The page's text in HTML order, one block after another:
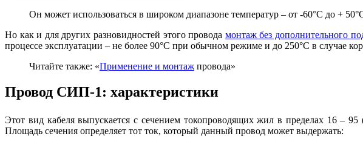
Он может использоваться в широком диапазоне температур – от -60°С до +
Но как и для других разновидностей этого провода монтаж без дополнительного
процессе эксплуатации – не более 90°С при обычном режиме и до 250°С в случае
Читайте также: «Применение и монтаж провода»
Провод СИП-1: характеристики
Этот вид кабеля выпускается с сечением токопроводящих жил в пределах 16 –
Площадь сечения определяет тот ток, который данный провод может выдержать: